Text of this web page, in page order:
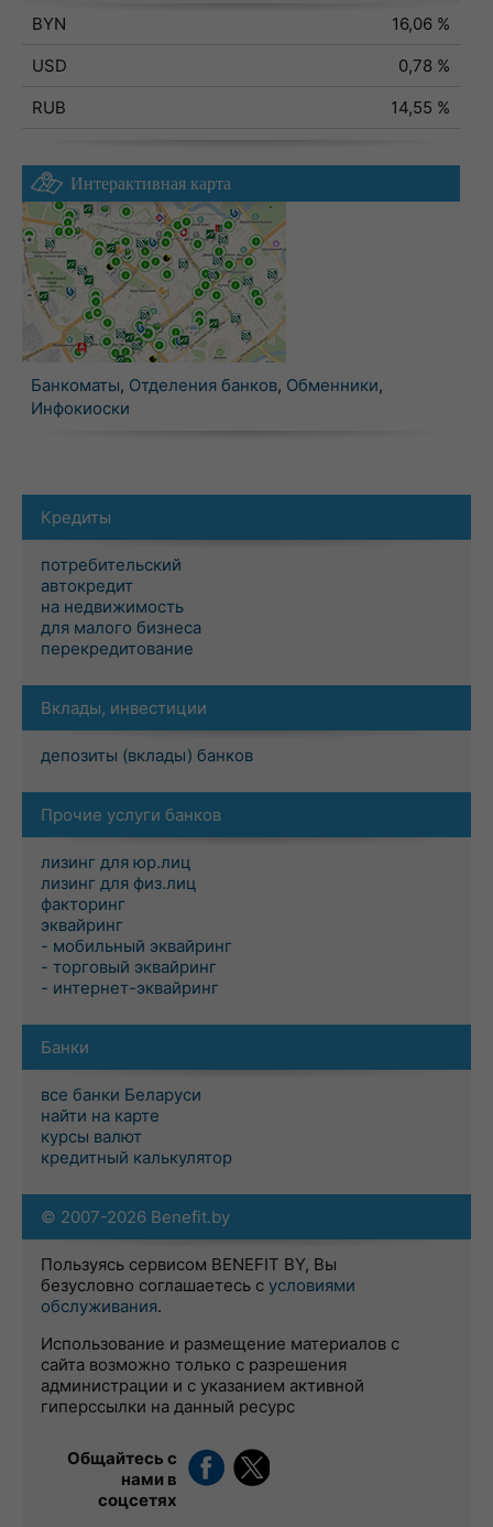
BYN
16,06 %
USD
0,78 %
RUB
14,55 %
Интерактивная карта
Банкоматы, Отделения банков, Обменники,
Инфокиоски
Кредиты
потребительский
автокредит
на недвижимость
для малого бизнеса
перекредитование
Вклады, инвестиции
депозиты (вклады) банков
Прочие услуги банков
лизинг для юр.лиц
лизинг для физ.лиц
факторинг
эквайринг
- мобильный эквайринг
- торговый эквайринг
- интернет-эквайринг
Банки
все банки Беларуси
найти на карте
курсы валют
кредитный калькулятор
© 2007-2026 Benefit.by
Пользуясь сервисом BENEFIT BY, Вы
безусловно соглашаетесь с условиями
обслуживания.
Использование и размещение материалов с
сайта возможно только с разрешения
администрации и с указанием активной
гиперссылки на данный ресурс
Общайтесь с
нами в
соцсетях